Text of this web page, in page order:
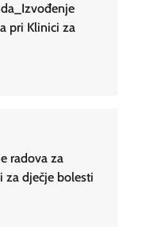
pri Klinici za
radova za
za dječje bolesti